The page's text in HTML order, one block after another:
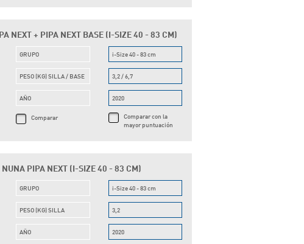
NEXT + PIPA NEXT BASE (I-SIZE 40 - 83 CM)
GRUPO
PESO (KG) SILLA / BASE
AÑO
Comparar
i-Size 40 - 83 cm
3,2 / 6,7
2020
Comparar con la
mayor puntuación
NUNA PIPA NEXT (I-SIZE 40 - 83 CM)
GRUPO
PESO (KG) SILLA
AÑO
i-Size 40 - 83 cm
3,2
2020